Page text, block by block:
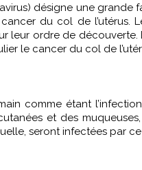
) désigne une grande
du col de l’utérus.
ordre de découverte.
le cancer du col de
comme étant
et des
seront infectées par ce